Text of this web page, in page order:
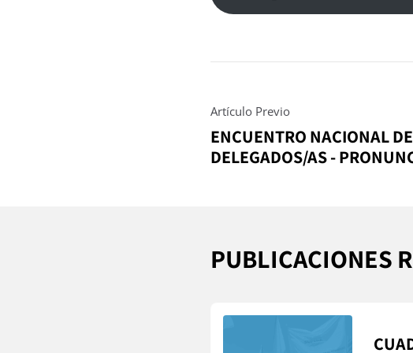
Artículo Previo
ENCUENTRO NACIONAL DE
DELEGADOS/AS -
PUBLICACIONES